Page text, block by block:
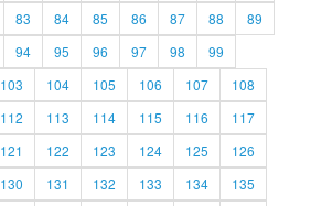
83 84 85 86 87 88
89
94 95 96 97 98
99
103 104 105 106 107
108
112 113 114 115 116
117
121 122 123 124 125
126
130 131 132 133 134
135